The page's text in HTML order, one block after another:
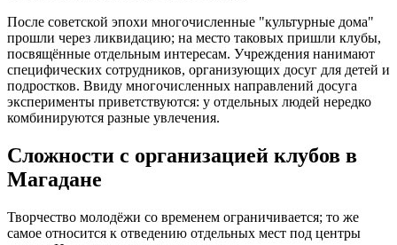
После советской эпохи многочисленные "культурные дома"
прошли через ликвидацию; на место таковых пришли клубы,
посвящённые отдельным интересам. Учреждения нанимают
специфических сотрудников, организующих досуг для детей и
подростков. Ввиду многочисленных направлений досуга
эксперименты приветствуются: у отдельных людей нередко
комбинируются разные увлечения.
Сложности с организацией клубов в
Магадане
Творчество молодёжи со временем ограничивается; то же
самое относится к отведению отдельных мест под центры